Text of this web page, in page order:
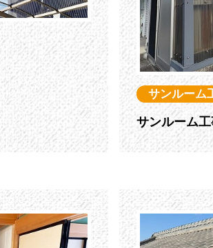
サンルーム
サンルーム